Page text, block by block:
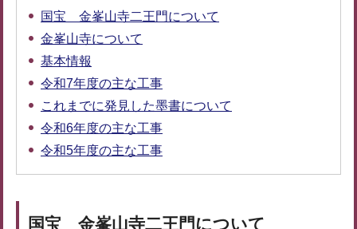
国宝 金峯山寺二王門について
金峯山寺について
基本情報
令和7年度の主な工事
これまでに発見した墨書について
令和6年度の主な工事
令和5年度の主な工事
国宝 金峯山寺二王門について